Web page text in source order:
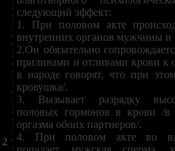
2
следующий эффект:
1. При половом акте
внутренних органов мужчины
2.Он обязательно
приливами и отливами крови к
в народе говорят, что при
кровушка/.
3. Вызывает разрядку
половых гормонов в крови /в
оргазма обоих партнеров/.
4. При половом акте во